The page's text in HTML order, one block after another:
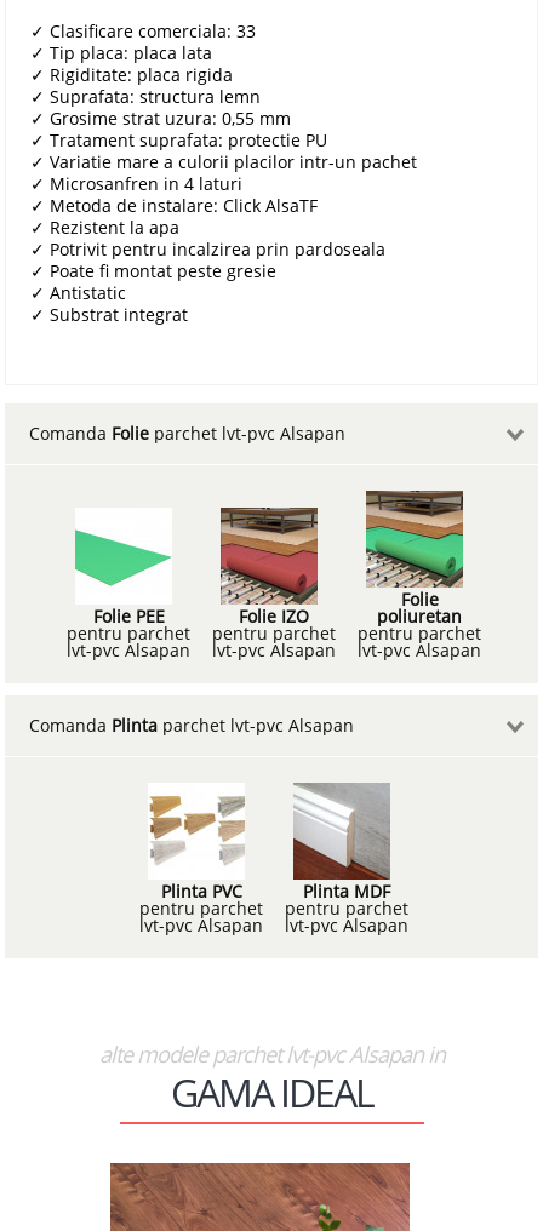
✓ Clasificare comerciala: 33
✓ Tip placa: placa lata
✓ Rigiditate: placa rigida
✓ Suprafata: structura lemn
✓ Grosime strat uzura: 0,55 mm
✓ Tratament suprafata: protectie PU
✓ Variatie mare a culorii placilor intr-un pachet
✓ Microsanfren in 4 laturi
✓ Metoda de instalare: Click AlsaTF
✓ Rezistent la apa
✓ Potrivit pentru incalzirea prin pardoseala
✓ Poate fi montat peste gresie
✓ Antistatic
✓ Substrat integrat
Comanda Folie parchet lvt-pvc Alsapan
Folie PEE
pentru parchet
lvt-pvc Alsapan
Folie IZO
pentru parchet
lvt-pvc Alsapan
Folie
poliuretan
pentru parchet
lvt-pvc Alsapan
Comanda Plinta parchet lvt-pvc Alsapan
Plinta PVC
pentru parchet
lvt-pvc Alsapan
Plinta MDF
pentru parchet
lvt-pvc Alsapan
alte modele parchet lvt-pvc Alsapan in
GAMA IDEAL